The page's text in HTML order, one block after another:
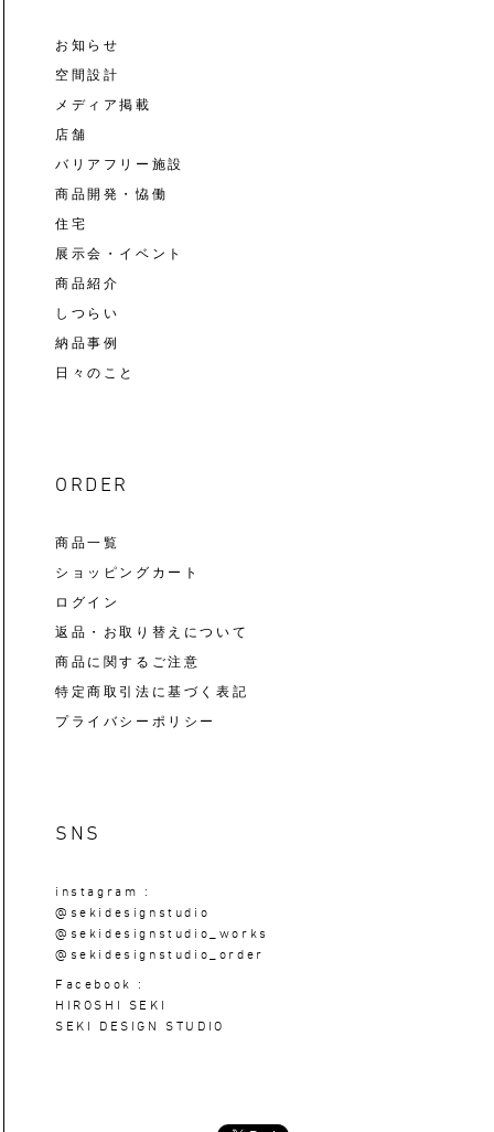
お知らせ
空間設計
メディア掲載
店舗
バリアフリー施設
商品開発・恊働
住宅
展示会・イベント
商品紹介
しつらい
納品事例
日々のこと
ORDER
商品一覧
ショッピングカート
ログイン
返品・お取り替えについて
商品に関するご注意
特定商取引法に基づく表記
プライバシーポリシー
SNS
instagram :
@sekidesignstudio
@sekidesignstudio_works
@sekidesignstudio_order
Facebook :
HIROSHI SEKI
SEKI DESIGN STUDIO